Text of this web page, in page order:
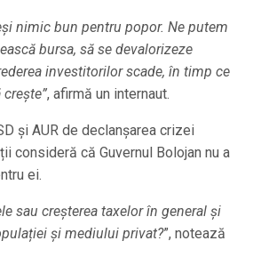
nimic bun pentru popor. Ne putem
bursa, să se devalorizeze
investitorilor scade, în timp ce
, afirmă un internaut.
și AUR de declanșarea crizei
consideră că Guvernul Bolojan nu a
ei.
sau creșterea taxelor în general și
și mediului privat?”, notează